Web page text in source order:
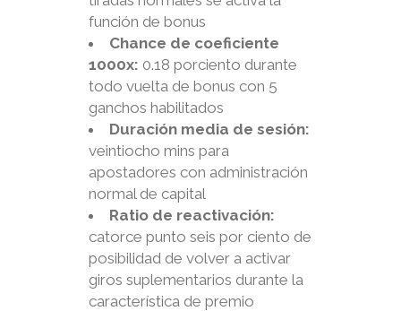
función de bonus
Chance de coeficiente
1000x: 0.18 porciento durante
todo vuelta de bonus con 5
ganchos habilitados
Duración media de sesión:
veintiocho mins para
apostadores con administración
normal de capital
Ratio de reactivación:
catorce punto seis por ciento de
posibilidad de volver a activar
giros suplementarios durante la
característica de premio